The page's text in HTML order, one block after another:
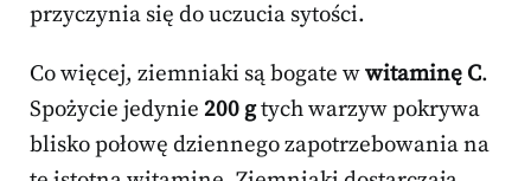
przyczynia się do uczucia sytości.
Co więcej, ziemniaki są bogate wwitaminę C.
Spożycie jedynie 200 gtych warzyw pokrywa
blisko połowę dziennego zapotrzebowania na